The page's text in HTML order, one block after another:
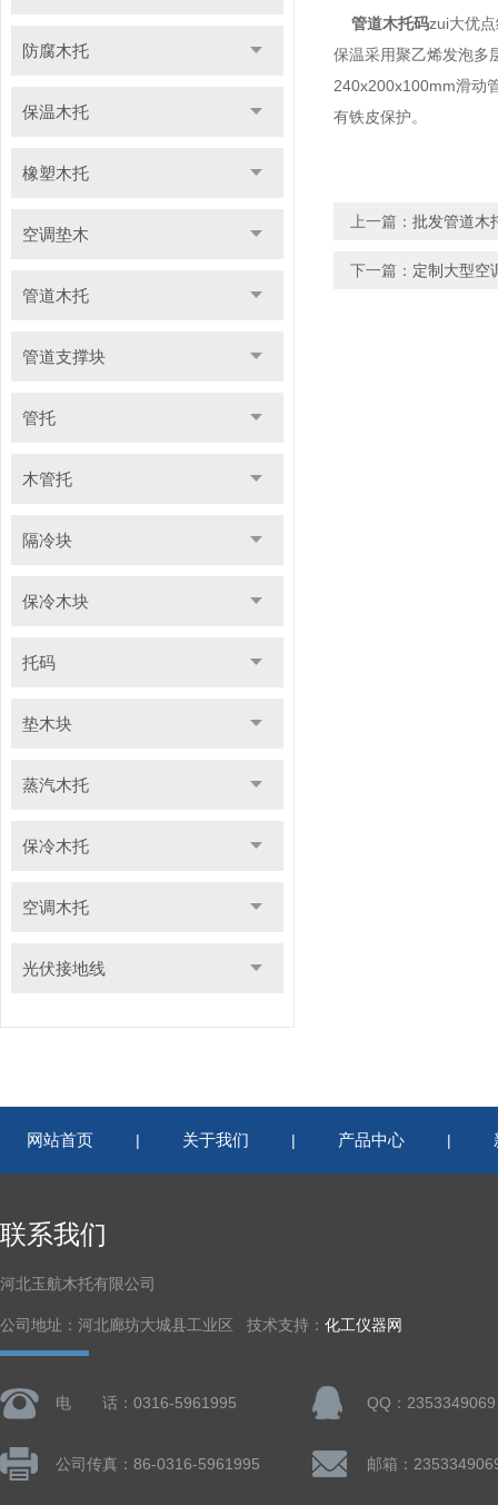
防腐木托
保温木托
橡塑木托
空调垫木
管道木托
管道支撑块
管托
木管托
隔冷块
保冷木块
托码
垫木块
蒸汽木托
保冷木托
空调木托
光伏接地线
管道木托码zui大优
保温采用聚乙烯发泡多
240x200x100mm滑动
有铁皮保护。
上一篇： 批发管道木
下一篇： 定制大型空
网站首页 | 关于我们 | 产品中心 |
联系我们
河北玉航木托有限公司
公司地址：河北廊坊大城县工业区 技术支持： 化工仪器网
电 话：0316-5961995 QQ：2353349069
公司传真：86-0316-5961995 邮箱：